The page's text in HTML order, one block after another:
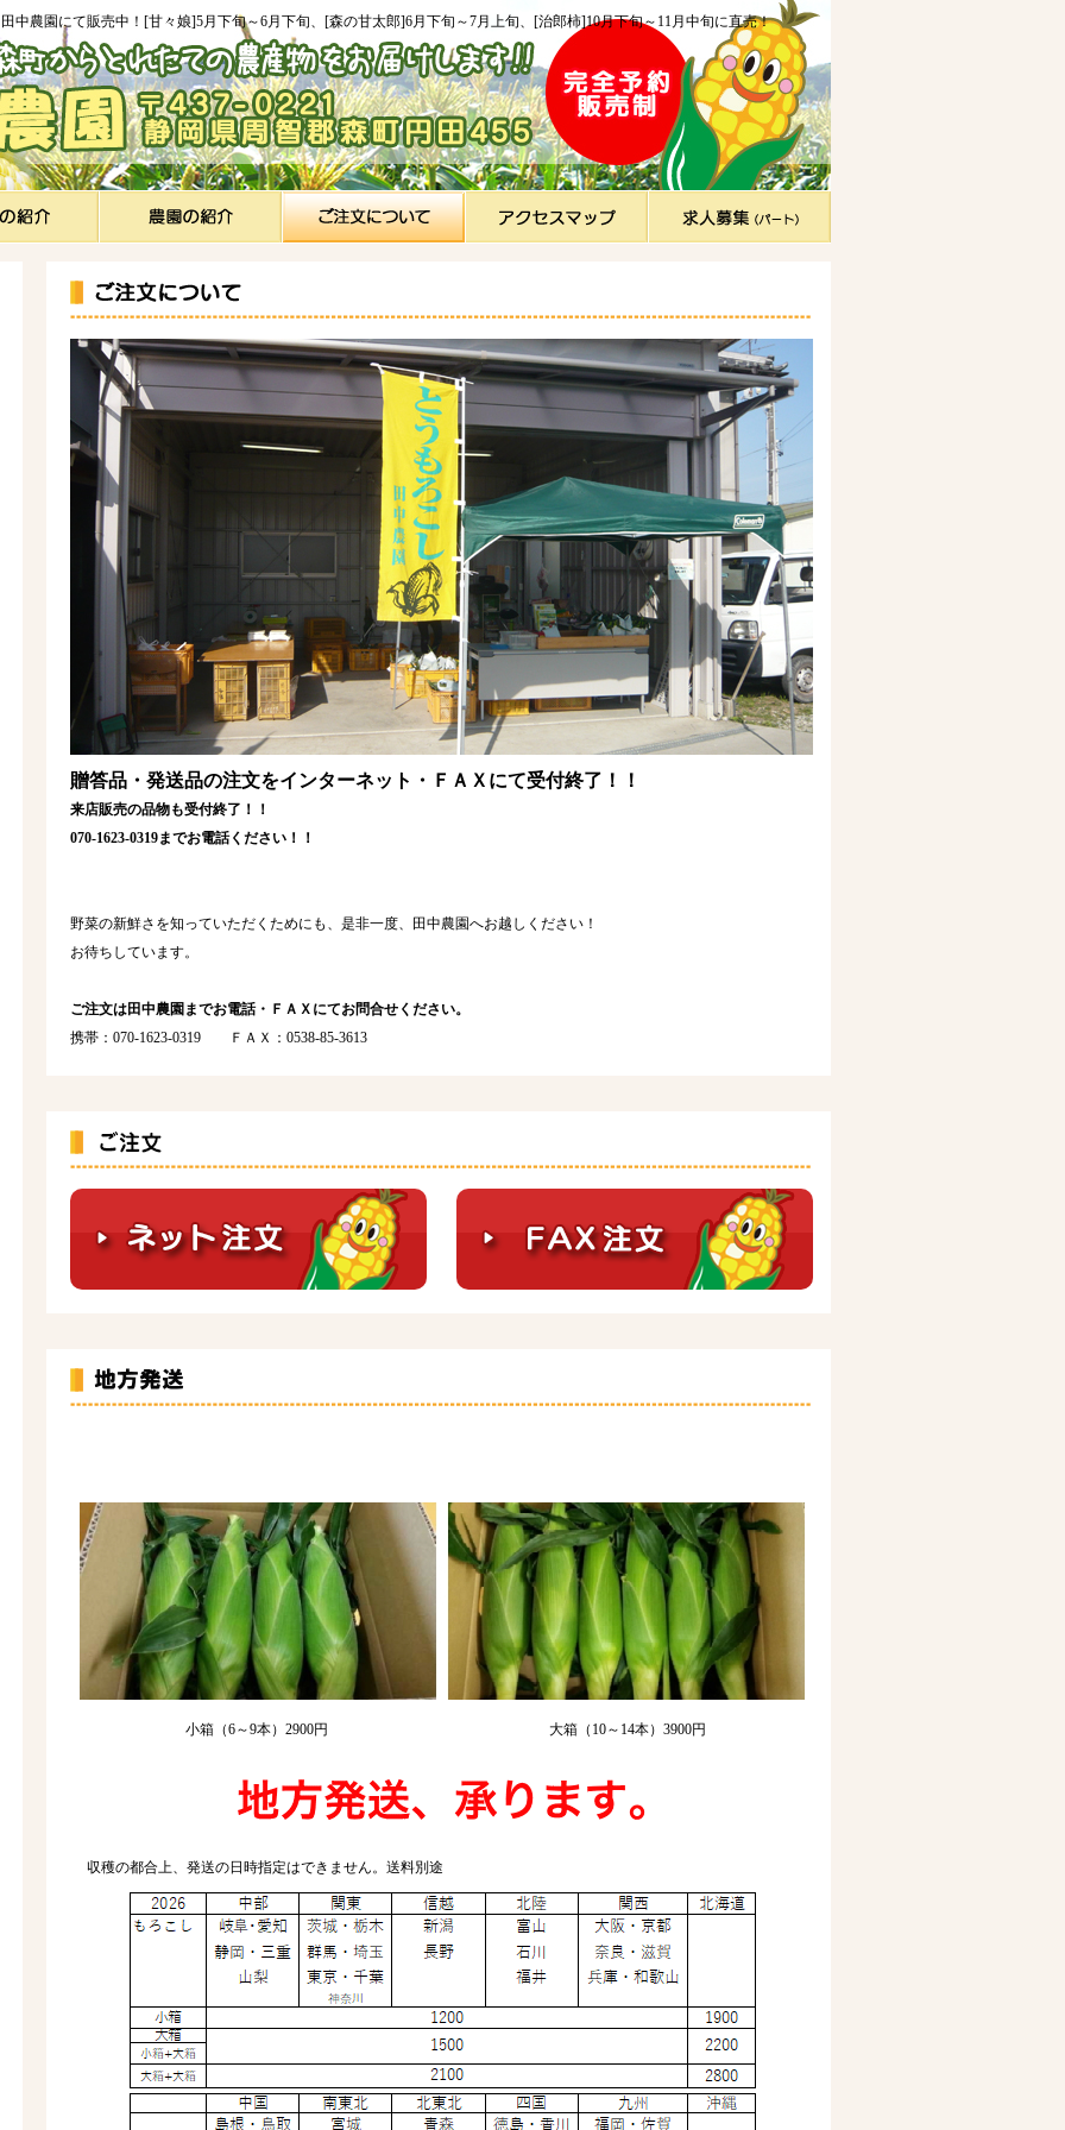
農園にて販売中！[甘々娘]5月下旬～6月下旬、[森の甘太郎]6月下旬～7月上旬、[治郎柿]10月下旬～11月中旬に直売！
贈答品・発送品の注文をインターネット・ＦＡＸにて受付終了！！
来店販売の品物も受付終了！！
070-1623-0319までお電話ください！！
野菜の新鮮さを知っていただくためにも、是非一度、田中農園へお越しください！
お待ちしています。
ご注文は田中農園までお電話・ＦＡＸにてお問合せください。
携帯：070-1623-0319 ＦＡＸ：0538-85-3613
小箱（6～9本）2900円 大箱（10～14本）3900円
収穫の都合上、発送の日時指定はできません。送料別途